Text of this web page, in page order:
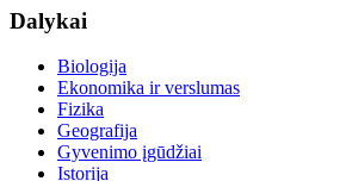
Dalykai
Biologija
Ekonomika ir verslumas
Fizika
Geografija
Gyvenimo įgūdžiai
Istorija